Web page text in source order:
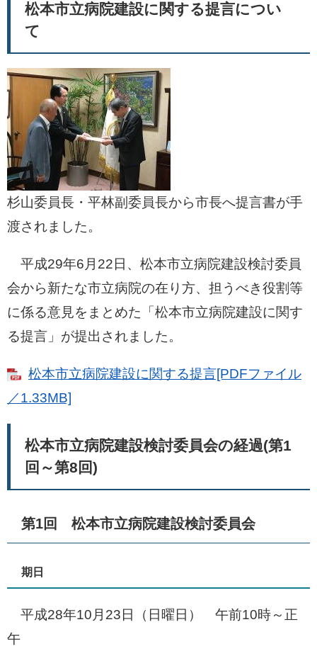
松本市立病院建設に関する提言につい
て
杉山委員長・平林副委員長から市長へ提言書が手
渡されました。
平成29年6月22日、松本市立病院建設検討委員
会から新たな市立病院の在り方、担うべき役割等
に係る意見をまとめた「松本市立病院建設に関す
る提言」が提出されました。
松本市立病院建設に関する提言[PDFファイル
／1.33MB]
松本市立病院建設検討委員会の経過(第1
回～第8回)
第1回 松本市立病院建設検討委員会
期日
平成28年10月23日（日曜日） 午前10時～正
午